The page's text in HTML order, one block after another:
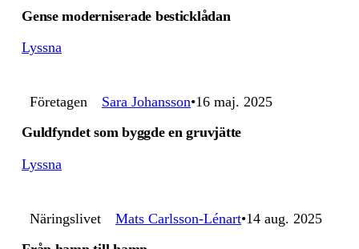
Gense moderniserade besticklådan
Lyssna
Företagen Sara Johansson 16 maj. 2025
Guldfyndet som byggde en gruvjätte
Lyssna
Näringslivet Mats Carlsson-Lénart 14 aug. 2025